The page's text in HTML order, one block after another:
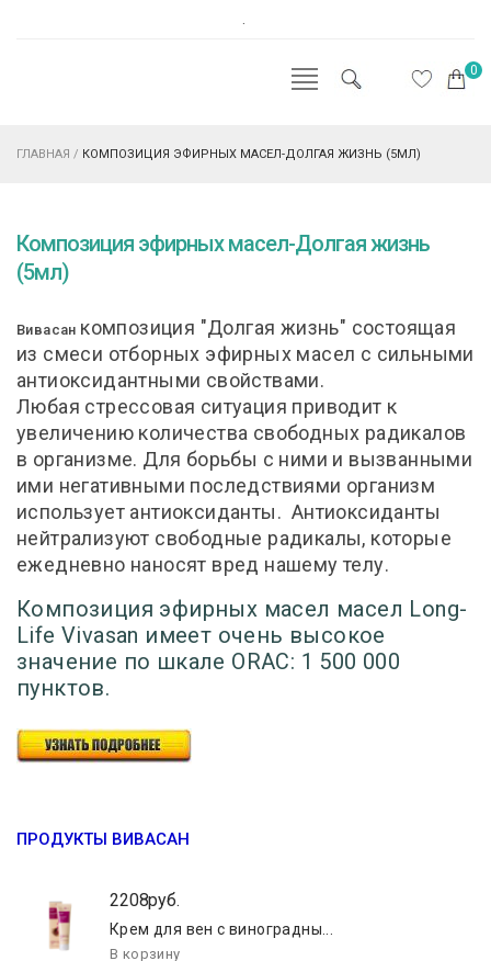
.
0
ГЛАВНАЯ / КОМПОЗИЦИЯ ЭФИРНЫХ МАСЕЛ-ДОЛГАЯ ЖИЗНЬ (5МЛ)
Композиция эфирных масел-Долгая жизнь
(5мл)
Вивасан композиция "Долгая жизнь" состоящая
из смеси отборных эфирных масел с сильными
антиоксидантными свойствами.
Любая стрессовая ситуация приводит к
увеличению количества свободных радикалов
в организме. Для борьбы с ними и вызванными
ими негативными последствиями организм
использует антиоксиданты. Антиоксиданты
нейтрализуют свободные радикалы, которые
ежедневно наносят вред нашему телу.
Композиция эфирных масел масел Long-
Life Vivasan имеет очень высокое
значение по шкале ORAC: 1 500 000
пунктов.
ПРОДУКТЫ ВИВАСАН
2208руб.
Крем для вен с виноградны...